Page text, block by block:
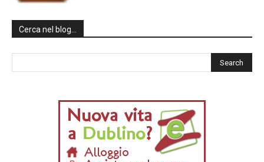
Cerca nel blog…